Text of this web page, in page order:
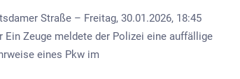
Straße – Freitag, 30.01.2026, 18:45
Ein Zeuge meldete der Polizei eine auffällige
eines Pkw im